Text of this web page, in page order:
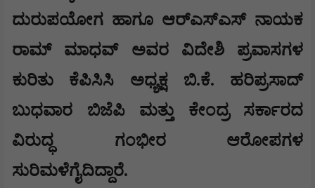
ದುರುಪಯೋಗ ಹಾಗೂ ಆರ್‌ಎಸ್‌ಎಸ್ ನಾಯಕ
ರಾಮ್ ಮಾಧವ್ ಅವರ ವಿದೇಶಿ ಪ್ರವಾಸಗಳ
ಕುರಿತು ಕೆಪಿಸಿಸಿ ಅಧ್ಯಕ್ಷ ಬಿ.ಕೆ. ಹರಿಪ್ರಸಾದ್
ಬುಧವಾರ ಬಿಜೆಪಿ ಮತ್ತು ಕೇಂದ್ರ ಸರ್ಕಾರದ
ವಿರುದ್ಧ ಗಂಭೀರ ಆರೋಪಗಳ
ಸುರಿಮಳೆಗೈದಿದ್ದಾರೆ.